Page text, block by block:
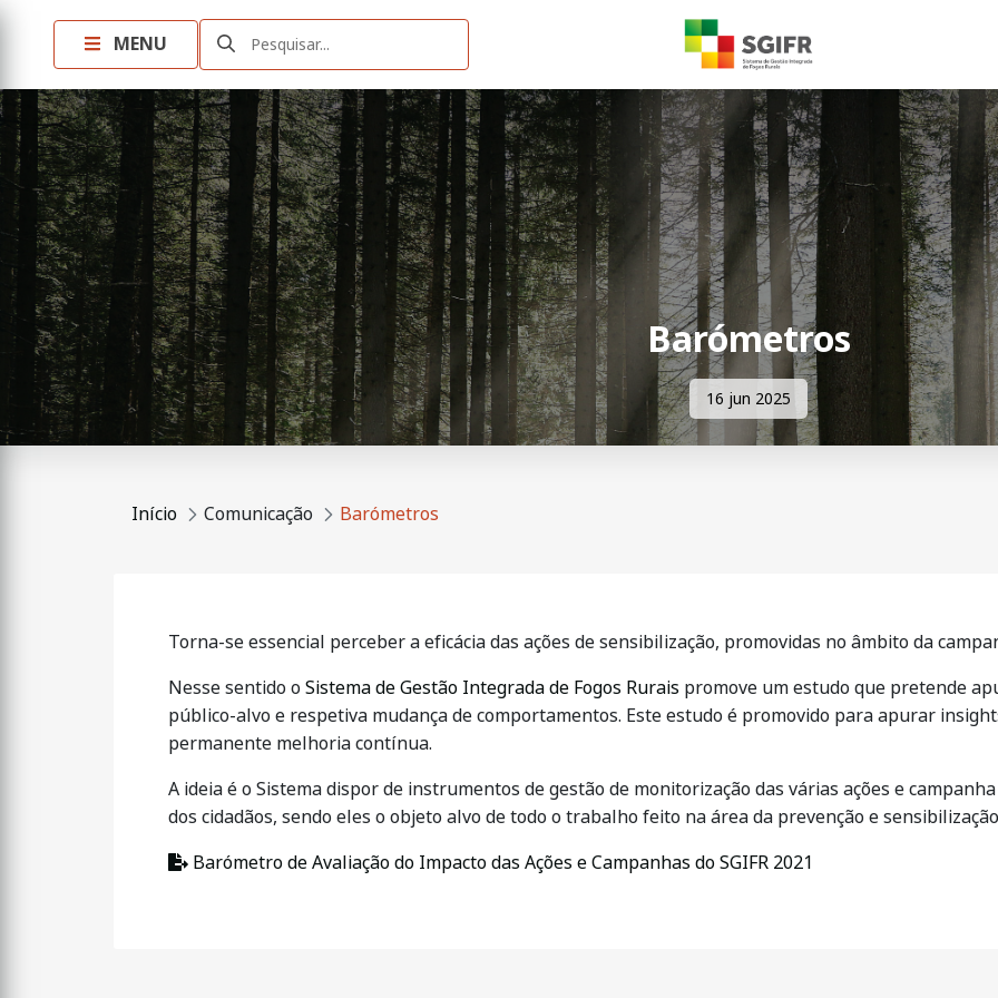
MENU Pesquisar...
Barómetros
16 jun 2025
Início Comunicação Barómetros
Torna-se essencial perceber a eficácia das ações de sensibilização, promovidas no âmbito da
Nesse sentido oSistema de Gestão Integrada de Fogos Rurais promove um estudo que pretende
público-alvo e respetiva mudança de comportamentos. Este estudo é promovido para apurar
permanente melhoria contínua.
A ideia é o Sistema dispor de instrumentos de gestão de monitorização das várias ações e
dos cidadãos, sendo eles o objeto alvo de todo o trabalho feito na área da prevenção e
Barómetro de Avaliação do Impacto das Ações e Campanhas do SGIFR 2021